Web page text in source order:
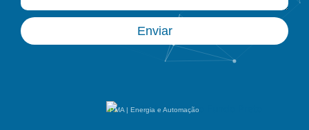
Enviar
PMA | Energia e Automação